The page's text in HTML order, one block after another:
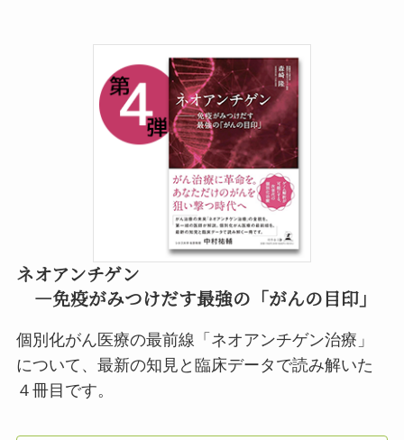
ネオアンチゲン
―免疫がみつけだす最強の「がんの目印」
個別化がん医療の最前線「ネオアンチゲン治療」
について、最新の知見と臨床データで読み解いた
４冊目です。